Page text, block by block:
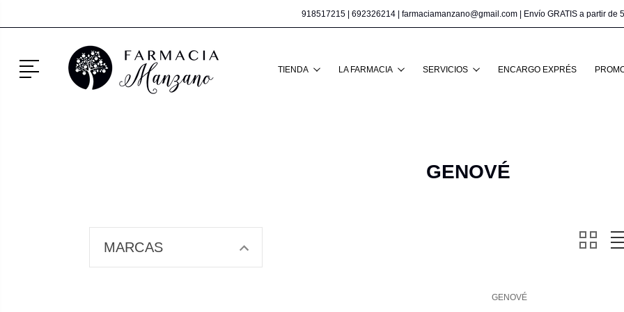
918517215 692326214 farmaciamanzano@gmail.com | Envío GRATIS a partir de
Menú TIENDA LA FARMACIA SERVICIOS ENCARGO EXPRÉS
GENOVÉ
MARCAS
GENOVÉ